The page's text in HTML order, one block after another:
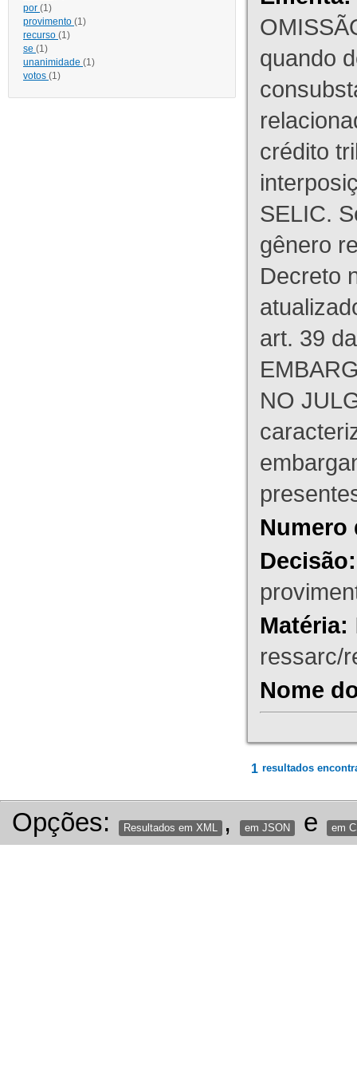
por (1)
provimento (1)
recurso (1)
se (1)
unanimidade (1)
votos (1)
quando
crédito
SELIC.
gênero
Decreto
art. 39
NO
Numero
Decisão:
Matéria:
ressarc/
Nome
1 resultados
Opções: Resultados em XML , em JSON e em